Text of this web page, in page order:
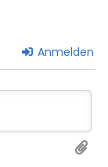
Anmelden